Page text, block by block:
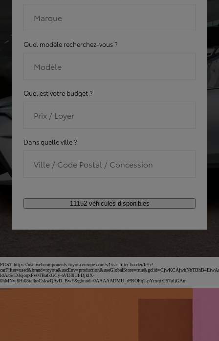
Marque
Quel modèle recherchez-vous ?
Modèle
Quel est votre budget ?
Prix / Loyer
Dans quelle ville ?
Ville / Code Postal / Concession
11152 véhicules disponibles
POST https://usc-webcomponents.toyota-europe.com/v1/car-filter-header/fr/fr?
ldAaScD3sjoqxPv0TBafkGCy-aVDI8UPDjklX-
0hMNvj6Hr03teIhoCskwQAvD_BwE&gbraid=0AAAAADMU_rPROFq2-pYcxqtz257uljGAm